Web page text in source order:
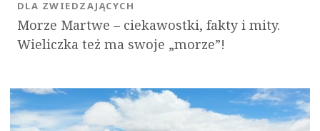
Morze Martwe – ciekawostki, fakty i mity.
Wieliczka też ma swoje „morze”!
DLA ZWIEDZAJĄCYCH